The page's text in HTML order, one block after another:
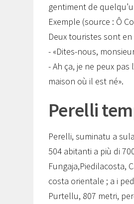
gentiment de
Exemple (source : Ô
Deux touristes sont
- «Dites-nous,
- Ah ça, je ne peux
maison où il est né».
Perelli
Perelli, suminatu a
504 abitanti a più di
Fungaja,Piedilacosta,
costa orientale ; a i
Purtellu, 807 metri,